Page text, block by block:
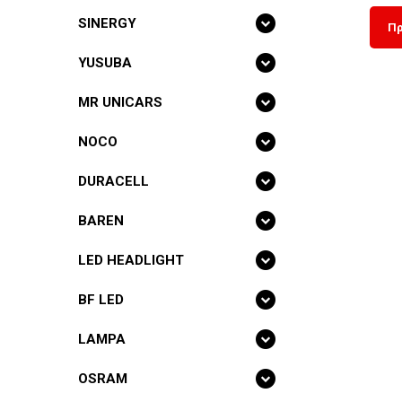
SINERGY
YUSUBA
MR UNICARS
NOCO
DURACELL
BAREN
LED HEADLIGHT
BF LED
LAMPA
OSRAM